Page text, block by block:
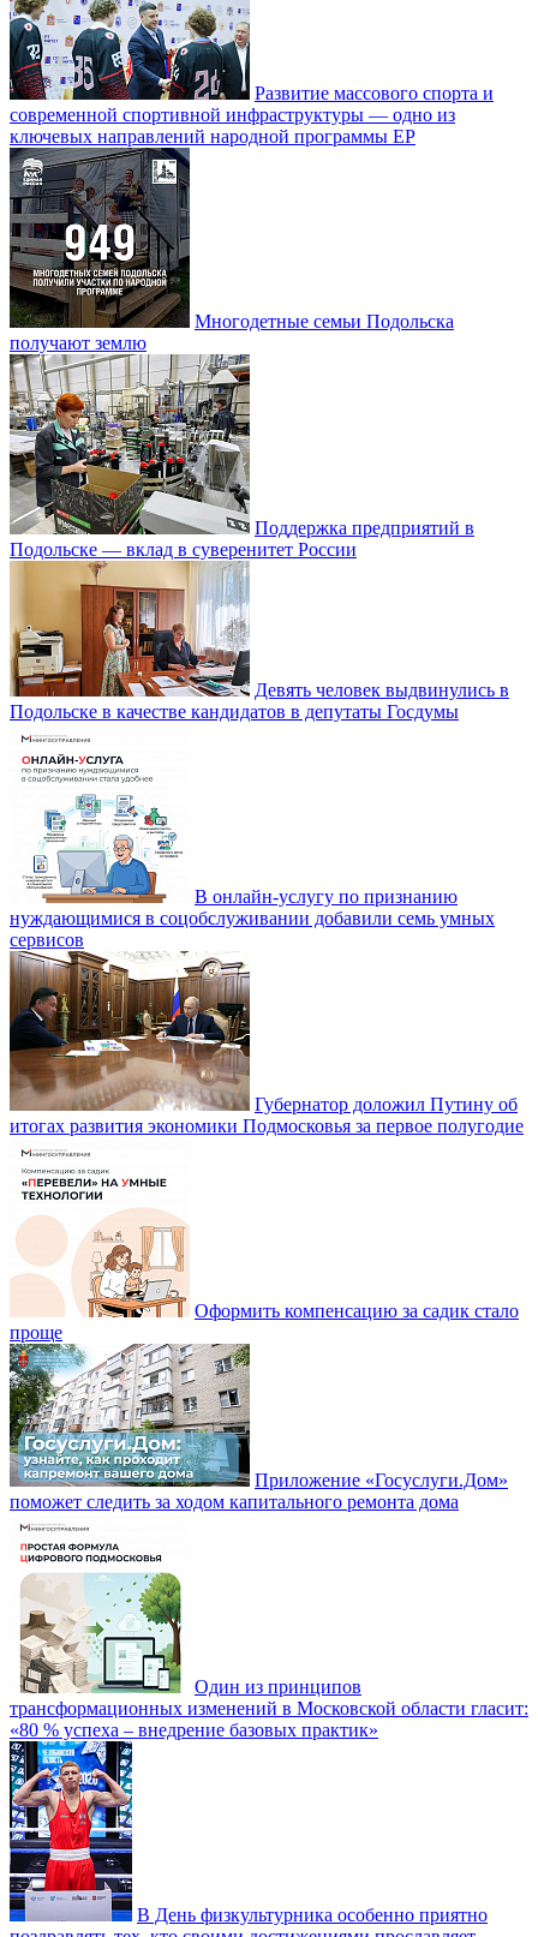
Развитие массового спорта и
современной спортивной инфраструктуры — одно из
ключевых направлений народной программы ЕР
Многодетные семьи Подольска
получают землю
Поддержка предприятий в
Подольске — вклад в суверенитет России
Девять человек выдвинулись в
Подольске в качестве кандидатов в депутаты Госдумы
В онлайн-услугу по признанию
нуждающимися в соцобслуживании добавили семь умных
сервисов
Губернатор доложил Путину об
итогах развития экономики Подмосковья за первое полугодие
Оформить компенсацию за садик стало
проще
Приложение «Госуслуги.Дом»
поможет следить за ходом капитального ремонта дома
Один из принципов
трансформационных изменений в Московской области гласит:
«80 % успеха – внедрение базовых практик»
В День физкультурника особенно приятно